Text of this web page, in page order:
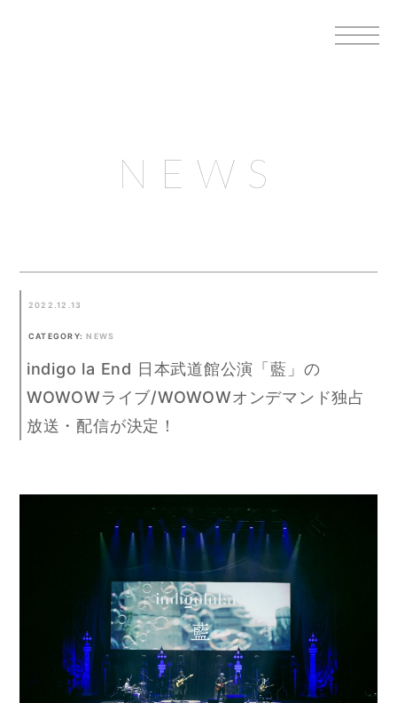
NEWS
2022.12.13
CATEGORY: NEWS
indigo la End 日本武道館公演「藍」の
WOWOWライブ/WOWOWオンデマンド独占
放送・配信が決定！